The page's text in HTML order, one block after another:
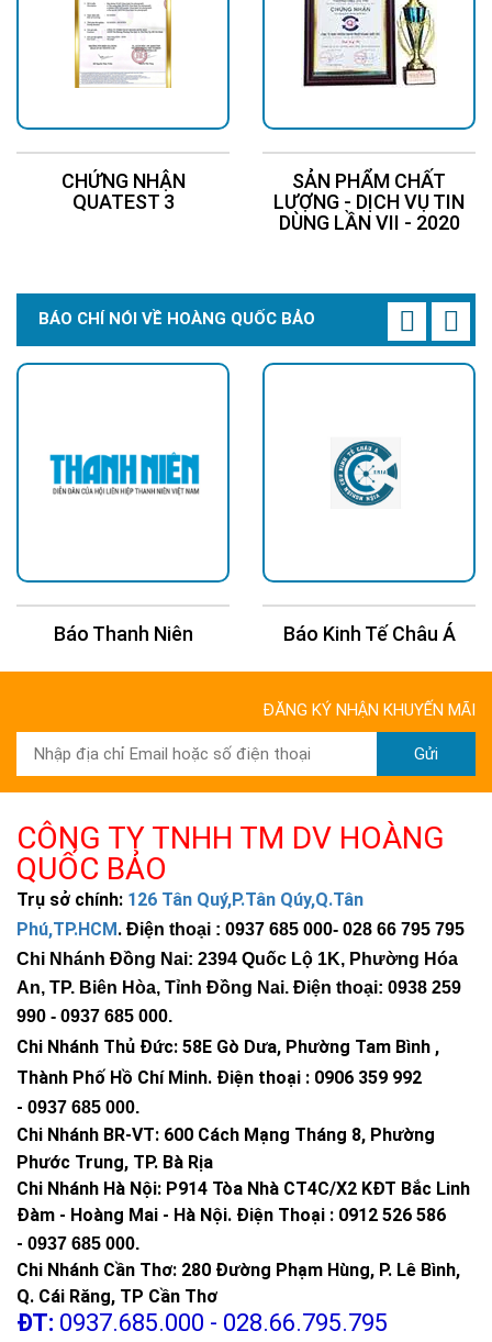
CHỨNG NHẬN
QUATEST 3
SẢN PHẨM CHẤT
LƯỢNG - DỊCH VỤ TIN
DÙNG LẦN VII - 2020
BÁO CHÍ NÓI VỀ HOÀNG QUỐC BẢO
Báo Thanh Niên Báo Kinh Tế Châu Á
ĐĂNG KÝ NHẬN KHUYẾN MÃI
Gửi
CÔNG TY TNHH TM DV HOÀNG
QUỐC BẢO
Trụ sở chính: 126 Tân Quý,P.Tân Qúy,Q.Tân
Phú,TP.HCM. Điện thoại : 0937 685 000- 028 66 795 795
Chi Nhánh Đồng Nai: 2394 Quốc Lộ 1K, Phường Hóa
An, TP. Biên Hòa, Tỉnh Đồng Nai. Điện thoại: 0938 259
990 - 0937 685 000.
Chi Nhánh Thủ Đức: 58E Gò Dưa, Phường Tam Bình ,
Thành Phố Hồ Chí Minh. Điện thoại : 0906 359 992
- 0937 685 000.
Chi Nhánh BR-VT: 600 Cách Mạng Tháng 8, Phường
Phước Trung, TP. Bà Rịa
Chi Nhánh Hà Nội: P914 Tòa Nhà CT4C/X2 KĐT Bắc Linh
Đàm - Hoàng Mai - Hà Nội. Điện Thoại : 0912 526 586
- 0937 685 000.
Chi Nhánh Cần Thơ: 280 Đường Phạm Hùng, P. Lê Bình,
Q. Cái Răng, TP Cần Thơ
ĐT: 0937.685.000 - 028.66.795.795